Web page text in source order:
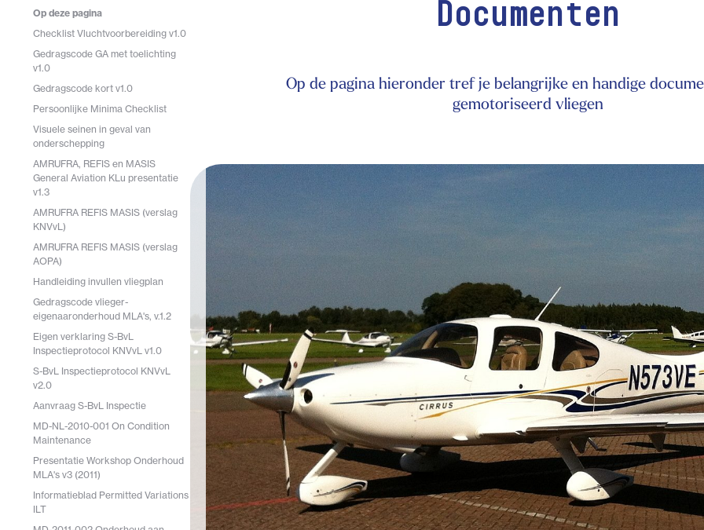
Op deze pagina
Checklist Vluchtvoorbereiding v1.0
Gedragscode GA met toelichting
v1.0
Gedragscode kort v1.0
Persoonlijke Minima Checklist
Visuele seinen in geval van
onderschepping
AMRUFRA, REFIS en MASIS
General Aviation KLu presentatie
v1.3
AMRUFRA REFIS MASIS (verslag
KNVvL)
AMRUFRA REFIS MASIS (verslag
AOPA)
Handleiding invullen vliegplan
Gedragscode vlieger-
eigenaaronderhoud MLA's, v.1.2
Eigen verklaring S-BvL
Inspectieprotocol KNVvL v1.0
S-BvL Inspectieprotocol KNVvL
v2.0
Aanvraag S-BvL Inspectie
MD-NL-2010-001 On Condition
Maintenance
Presentatie Workshop Onderhoud
MLA's v3 (2011)
Informatieblad Permitted Variations
ILT
Documenten
Op de pagina hieronder tref je belangrijke en handige
gemotoriseerd vliegen